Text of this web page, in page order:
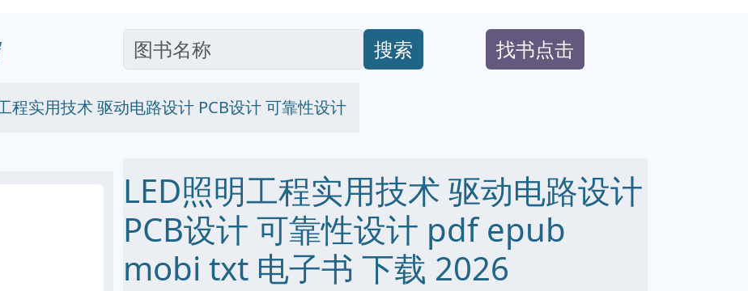
搜索 找书点击
程实用技术 驱动电路设计 PCB设计 可靠性设计
LED照明工程实用技术 驱动电路设计
PCB设计 可靠性设计 pdf epub
mobi txt 电子书 下载 2026